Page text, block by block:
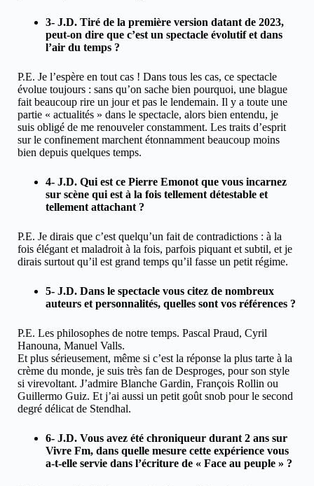
3- J.D. Tiré de la première version datant de 2023,
peut-on dire que c’est un spectacle évolutif et dans
l’air du temps ?
P.E. Je l’espère en tout cas ! Dans tous les cas, ce spectacle
évolue toujours : sans qu’on sache bien pourquoi, une blague
fait beaucoup rire un jour et pas le lendemain. Il y a toute une
partie « actualités » dans le spectacle, alors bien entendu, je
suis obligé de me renouveler constamment. Les traits d’esprit
sur le confinement marchent étonnamment beaucoup moins
bien depuis quelques temps.
4- J.D. Qui est ce Pierre Emonot que vous incarnez
sur scène qui est à la fois tellement détestable et
tellement attachant ?
P.E. Je dirais que c’est quelqu’un fait de contradictions : à la
fois élégant et maladroit à la fois, parfois piquant et subtil, et je
dirais surtout qu’il est grand temps qu’il fasse un petit régime.
5- J.D. Dans le spectacle vous citez de nombreux
auteurs et personnalités, quelles sont vos références ?
P.E. Les philosophes de notre temps. Pascal Praud, Cyril
Hanouna, Manuel Valls.
Et plus sérieusement, même si c’est la réponse la plus tarte à la
crème du monde, je suis très fan de Desproges, pour son style
si virevoltant. J’admire Blanche Gardin, François Rollin ou
Guillermo Guiz. Et j’ai aussi un petit goût snob pour le second
degré délicat de Stendhal.
6- J.D. Vous avez été chroniqueur durant 2 ans sur
Vivre Fm, dans quelle mesure cette expérience vous
a-t-elle servie dans l’écriture de « Face au peuple » ?